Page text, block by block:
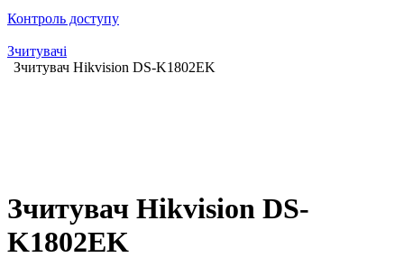
Контроль доступу
Зчитувачі
Зчитувач Hikvision DS-K1802EK
Зчитувач Hikvision DS-
K1802EK